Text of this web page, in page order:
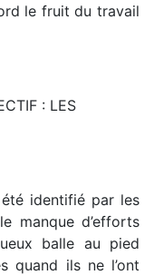
le fruit du travail
: LES
identifié par les
manque d’efforts
balle au pied
quand ils ne l’ont